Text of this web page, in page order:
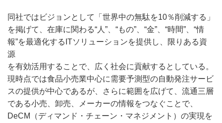
同社ではビジョンとして「世界中の無駄を10％削減する」
を掲げて、在庫に関わる“人”、“もの”、“金”、“時間”、“情
報”を最適化するITソリューションを提供し、限りある資
源
を有効活用することで、広く社会に貢献するとしている。
現時点では食品小売業中心に需要予測型の自動発注サービ
スの提供が中心であるが、さらに範囲を広げて、流通三層
である小売、卸売、メーカーの情報をつなぐことで、
DeCM（ディマンド・チェーン・マネジメント）の実現を